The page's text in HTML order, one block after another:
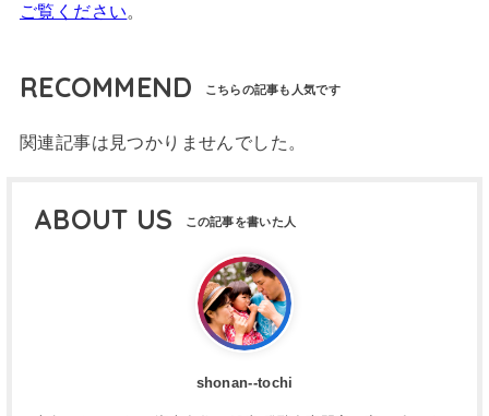
ご覧ください。
RECOMMEND
関連記事は見つかりませんでした。
ABOUT US
shonan--tochi